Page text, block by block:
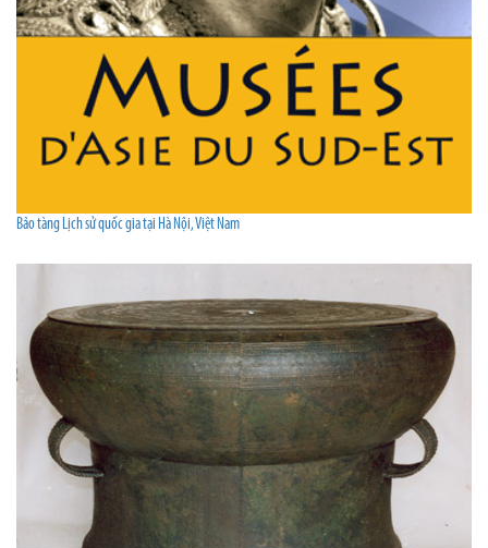
Bảo tàng Lịch sử quốc gia tại Hà Nội, Việt Nam